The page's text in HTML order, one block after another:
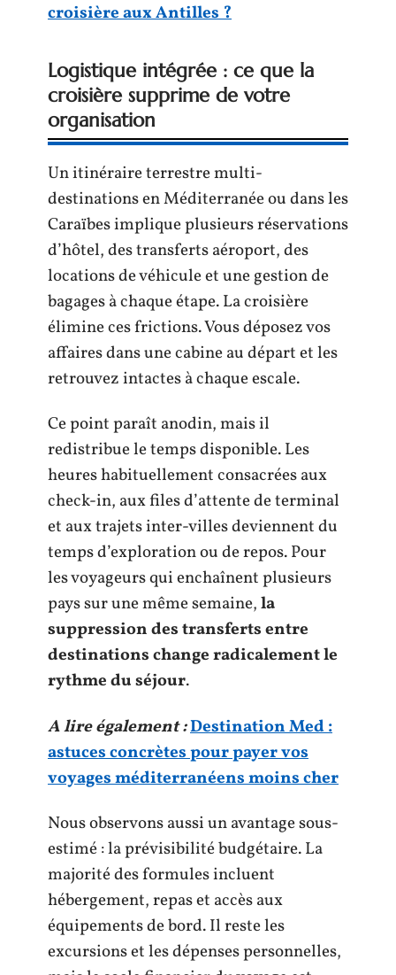
croisière aux Antilles ?
Logistique intégrée : ce que la
croisière supprime de votre
organisation
Un itinéraire terrestre multi-
destinations en Méditerranée ou dans les
Caraïbes implique plusieurs réservations
d’hôtel, des transferts aéroport, des
locations de véhicule et une gestion de
bagages à chaque étape. La croisière
élimine ces frictions. Vous déposez vos
affaires dans une cabine au départ et les
retrouvez intactes à chaque escale.
Ce point paraît anodin, mais il
redistribue le temps disponible. Les
heures habituellement consacrées aux
check-in, aux files d’attente de terminal
et aux trajets inter-villes deviennent du
temps d’exploration ou de repos. Pour
les voyageurs qui enchaînent plusieurs
pays sur une même semaine,la
suppression des transferts entre
destinations change radicalement le
rythme du séjour.
A lire également :Destination Med :
astuces concrètes pour payer vos
voyages méditerranéens moins cher
Nous observons aussi un avantage sous-
estimé : la prévisibilité budgétaire. La
majorité des formules incluent
hébergement, repas et accès aux
équipements de bord. Il reste les
excursions et les dépenses personnelles,